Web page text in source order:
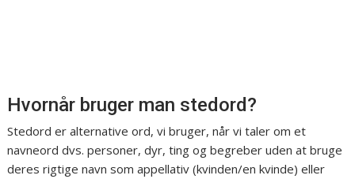
Hvornår bruger man stedord?
Stedord er alternative ord, vi bruger, når vi taler om et
navneord dvs. personer, dyr, ting og begreber uden at bruge
deres rigtige navn som appellativ (kvinden/en kvinde) eller